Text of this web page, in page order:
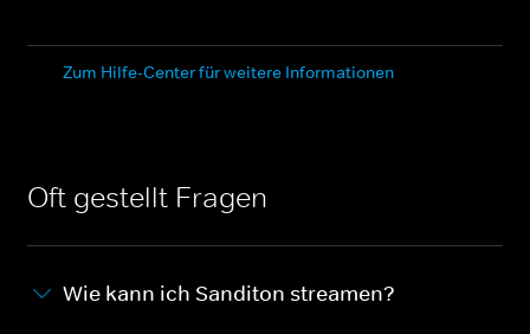
Zum Hilfe-Center für weitere Informationen
Oft gestellt Fragen
Wie kann ich Sanditon streamen?